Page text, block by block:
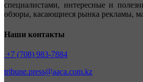
специалистами, интересные и
обзоры, касающиеся рынка рекламы,
Наши контакты
+7 (708) 983-7884
tribune.press@aaca.com.kz